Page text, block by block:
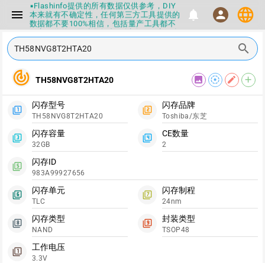
menu
▪Flashinfo提供的所有数据仅供参考，DIY
本来就有不确定性，任何第三方工具提供的
数据都不要100%相信，包括量产工具都不
一定可信的，因为数据都可以改，一定要有
▪如果发现数据有错误，或者存在误导，欢
迎积极反馈，Flashinfo尽量维护最正确的
▪Flashinfo APP更新技术规格和量产工具标
▪兄弟们没事不要乱下载量产工具，过分了
下载服务会暂停一段时间才能恢复
▪Flashinfo提供的所有数据仅供参考，DIY
本来就有不确定性，任何第三方工具提供的
数据都不要100%相信，包括量产工具都不
一定可信的，因为数据都可以改，一定要有
正确的认知，不要随大流
▪如果发现数据有错误，或者存在误导，欢
迎积极反馈，Flashinfo尽量维护最正确的
指导性数据
▪Flashinfo APP更新技术规格和量产工具标
签啦，使用更加丝滑，快点击下载吧
notifications person language
search
track_changes TH58NVG8T2HTA20 image filter_tilt_shift edit add
filter_1
闪存型号
TH58NVG8T2HTA20
filter_2
闪存品牌
Toshiba/东芝
filter_3
闪存容量
32GB
filter_4
CE数量
2
filter_5
闪存ID
983A99927656
filter_6
闪存单元
TLC
filter_7
闪存制程
24nm
filter_8
闪存类型
NAND
filter_9
封装类型
TSOP48
filter_1
工作电压
3.3V